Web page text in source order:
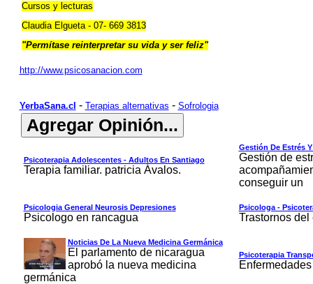
Cursos y lecturas
Claudia Elgueta - 07- 669 3813
"Permítase reinterpretar su vida y ser feliz"
http://www.psicosanacion.com
YerbaSana.cl - Terapias alternativas - Sofrologia
Psicoterapia Adolescentes - Adultos En Santiago
Terapia familiar. patricia Ávalos.
Gestión De Estrés
Gestión de
conseguir un
Psicologia General Neurosis Depresiones
Psicologo en rancagua
Psicologa -
Trastornos del
Noticias De La Nueva Medicina Germánica
El parlamento de nicaragua
aprobó la nueva medicina
germánica
Psicoterapia